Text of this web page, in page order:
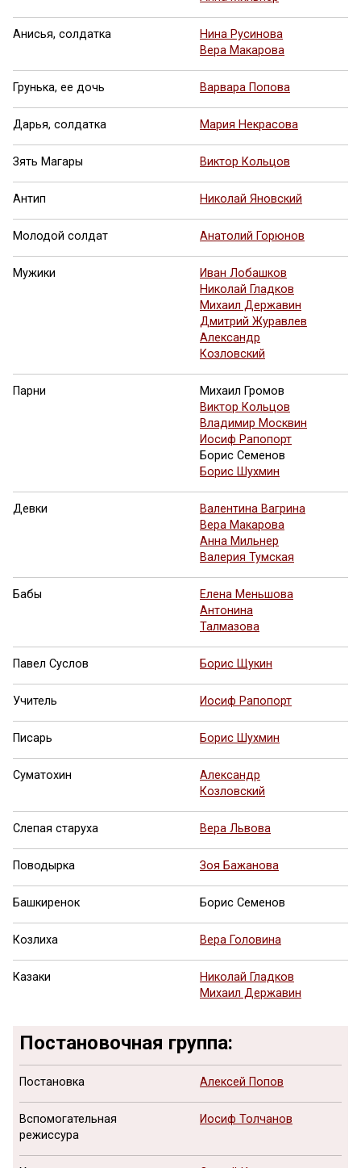
Анисья, солдатка
Нина Русинова
Вера Макарова
Грунька, ее дочь Варвара Попова
Дарья, солдатка Мария Некрасова
Зять Магары Виктор Кольцов
Антип Николай Яновский
Молодой солдат Анатолий Горюнов
Мужики
Иван Лобашков
Николай Гладков
Михаил Державин
Дмитрий Журавлев
Александр
Козловский
Парни
Михаил Громов
Виктор Кольцов
Владимир Москвин
Иосиф Рапопорт
Борис Семенов
Борис Шухмин
Девки
Валентина Вагрина
Вера Макарова
Анна Мильнер
Валерия Тумская
Бабы
Елена Меньшова
Антонина
Талмазова
Павел Суслов Борис Щукин
Учитель Иосиф Рапопорт
Писарь Борис Шухмин
Суматохин
Александр
Козловский
Слепая старуха Вера Львова
Поводырка Зоя Бажанова
Башкиренок Борис Семенов
Козлиха Вера Головина
Казаки
Николай Гладков
Михаил Державин
Постановочная группа:
Постановка Алексей Попов
Вспомогательная
режиссура
Иосиф Толчанов